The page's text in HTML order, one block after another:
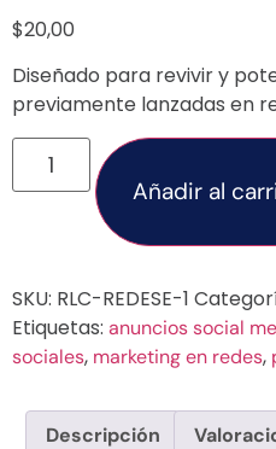
$20,00
Diseñado para revivir y
previamente lanzadas en
Añadir al
SKU: RLC-REDESE-1
Etiquetas: anuncios social
sociales, marketing en redes,
Descripción